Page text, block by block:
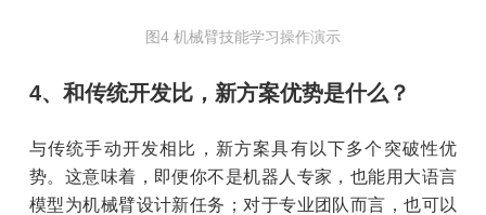
图4 机械臂技能学习操作演示
4、和传统开发比，新方案优势是什么？
与传统手动开发相比，新方案具有以下多个突破性优
势。这意味着，即便你不是机器人专家，也能用大语言
模型为机械臂设计新任务；对于专业团队而言，也可以